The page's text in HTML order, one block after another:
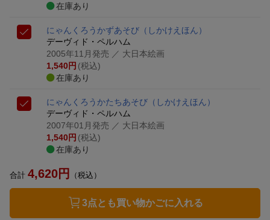
在庫あり
にゃんくろうかずあそび （しかけえほん）
デーヴィド・ペルハム
2005年11月発売 ／ 大日本絵画
1,540円 (税込)
在庫あり
にゃんくろうかたちあそび （しかけえほん）
デーヴィド・ペルハム
2007年01月発売 ／ 大日本絵画
1,540円 (税込)
在庫あり
合計 4,620円 （税込）
3点とも買い物かごに入れる